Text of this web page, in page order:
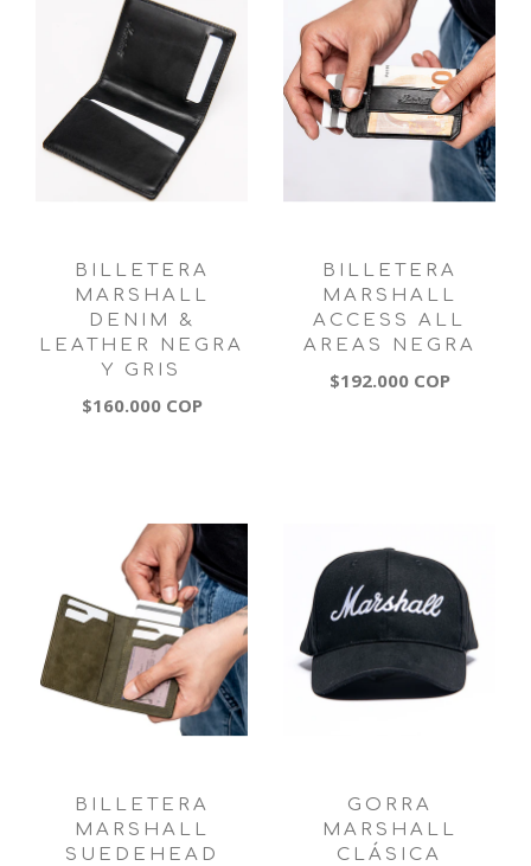
BILLETERA
MARSHALL
DENIM &
LEATHER NEGRA
Y GRIS
$160.000 COP
BILLETERA
MARSHALL
ACCESS ALL
AREAS NEGRA
$192.000 COP
BILLETERA
MARSHALL
SUEDEHEAD
GORRA
MARSHALL
CLÁSICA